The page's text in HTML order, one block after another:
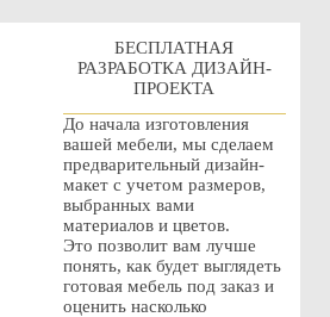
БЕСПЛАТНАЯ
РАЗРАБОТКА ДИЗАЙН-
ПРОЕКТА
До начала изготовления
вашей мебели, мы сделаем
предварительный дизайн-
макет с учетом размеров,
выбранных вами
материалов и цветов.
Это позволит вам лучше
понять, как будет выглядеть
готовая мебель под заказ и
оценить насколько